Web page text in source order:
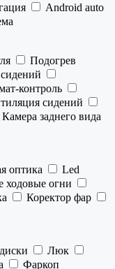
Android auto
Подогрев
контроль
сидений
Камера заднего вида
оптика
Led
ходовые огни
Коректор фар
Люк
Фаркоп